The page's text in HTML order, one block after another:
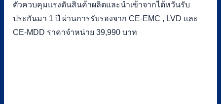
ตัวควบคุมแรงดันสินค้าผลิตและนำเข้าจากไต้หวันรับ
ประกันมา 1 ปี ผ่านการรับรองจาก CE-EMC , LVD และ
CE-MDD ราคาจำหน่าย 39,990 บาท